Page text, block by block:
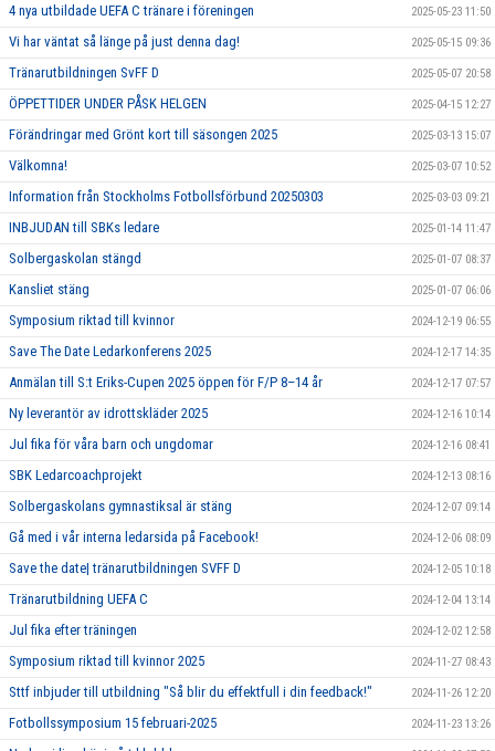
4 nya utbildade UEFA C tränare i föreningen 2025-05-23 11:50
Vi har väntat så länge på just denna dag! 2025-05-15 09:36
Tränarutbildningen SvFF D 2025-05-07 20:58
ÖPPETTIDER UNDER PÅSK HELGEN 2025-04-15 12:27
Förändringar med Grönt kort till säsongen 2025 2025-03-13 15:07
Välkomna! 2025-03-07 10:52
Information från Stockholms Fotbollsförbund 20250303 2025-03-03 09:21
INBJUDAN till SBKs ledare 2025-01-14 11:47
Solbergaskolan stängd 2025-01-07 08:37
Kansliet stäng 2025-01-07 06:06
Symposium riktad till kvinnor 2024-12-19 06:55
Save The Date Ledarkonferens 2025 2024-12-17 14:35
Anmälan till S:t Eriks-Cupen 2025 öppen för F/P 8–14 år 2024-12-17 07:57
Ny leverantör av idrottskläder 2025 2024-12-16 10:14
Jul fika för våra barn och ungdomar 2024-12-16 08:41
SBK Ledarcoachprojekt 2024-12-13 08:16
Solbergaskolans gymnastiksal är stäng 2024-12-07 09:14
Gå med i vår interna ledarsida på Facebook! 2024-12-06 08:09
Save the date| tränarutbildningen SVFF D 2024-12-05 10:18
Tränarutbildning UEFA C 2024-12-04 13:14
Jul fika efter träningen 2024-12-02 12:58
Symposium riktad till kvinnor 2025 2024-11-27 08:43
Sttf inbjuder till utbildning "Så blir du effektfull i din feedback!" 2024-11-26 12:20
Fotbollssymposium 15 februari-2025 2024-11-23 13:26